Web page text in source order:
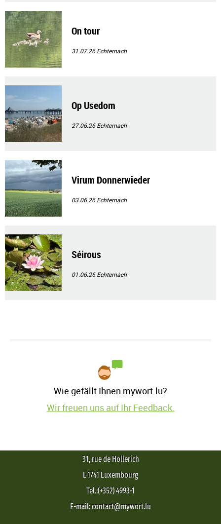
On tour
31.07.26Echternach
Op Usedom
27.06.26Echternach
Virum Donnerwieder
03.06.26Echternach
Séirous
01.06.26Echternach
Wie gefällt Ihnen mywort.lu?
Wir freuen uns auf Ihr Feedback.
31, rue de Hollerich
L-1741 Luxembourg
Tel.:(+352) 4993-1
E-mail: contact@mywort.lu